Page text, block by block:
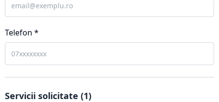
Telefon *
Servicii solicitate (1)